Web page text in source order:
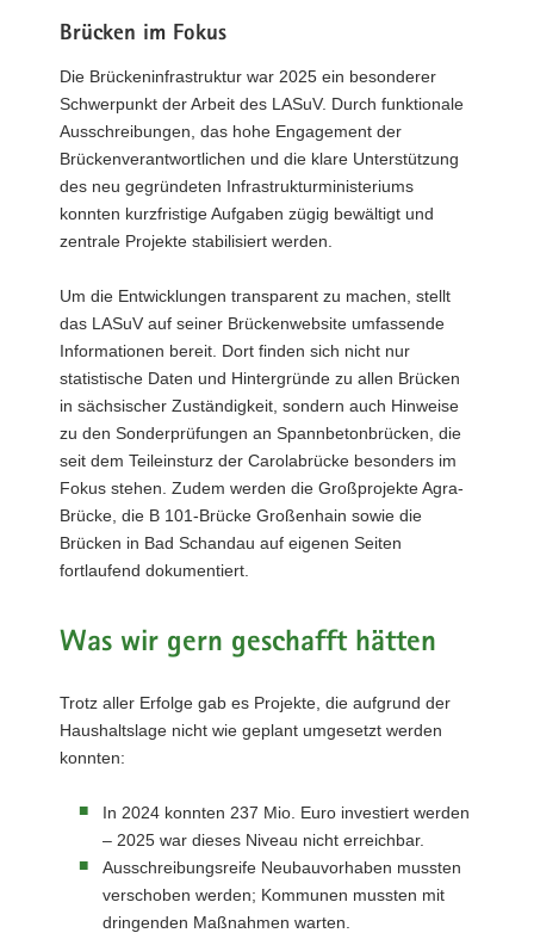
Brücken im Fokus
Die Brückeninfrastruktur war 2025 ein besonderer
Schwerpunkt der Arbeit des LASuV. Durch funktionale
Ausschreibungen, das hohe Engagement der
Brückenverantwortlichen und die klare Unterstützung
des neu gegründeten Infrastrukturministeriums
konnten kurzfristige Aufgaben zügig bewältigt und
zentrale Projekte stabilisiert werden.
Um die Entwicklungen transparent zu machen, stellt
das LASuV auf seiner Brückenwebsite umfassende
Informationen bereit. Dort finden sich nicht nur
statistische Daten und Hintergründe zu allen Brücken
in sächsischer Zuständigkeit, sondern auch Hinweise
zu den Sonderprüfungen an Spannbetonbrücken, die
seit dem Teileinsturz der Carolabrücke besonders im
Fokus stehen. Zudem werden die Großprojekte Agra-
Brücke, die B 101-Brücke Großenhain sowie die
Brücken in Bad Schandau auf eigenen Seiten
fortlaufend dokumentiert.
Was wir gern geschafft hätten
Trotz aller Erfolge gab es Projekte, die aufgrund der
Haushaltslage nicht wie geplant umgesetzt werden
konnten:
In 2024 konnten 237 Mio. Euro investiert werden
– 2025 war dieses Niveau nicht erreichbar.
Ausschreibungsreife Neubauvorhaben mussten
verschoben werden; Kommunen mussten mit
dringenden Maßnahmen warten.